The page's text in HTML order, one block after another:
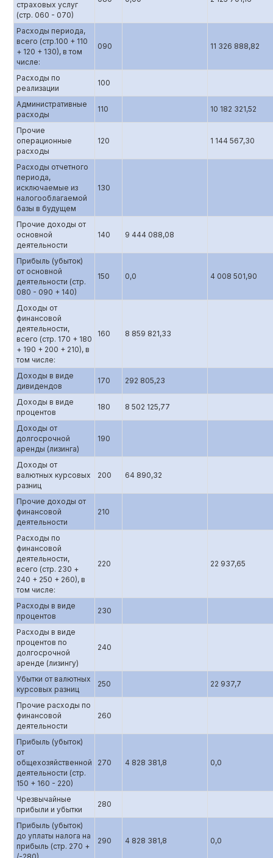
страховых услуг
(стр. 060 - 070)
Расходы периода,
всего (стр.100 + 110
+ 120 + 130), в том
числе:
090 11 326 888,82
Расходы по
реализации
100
Административные
расходы
110 10 182 321,52
Прочие
операционные
расходы
120 1 144 567,30
Расходы отчетного
периода,
исключаемые из
налогооблагаемой
базы в будущем
130
Прочие доходы от
основной
деятельности
140 9 444 088,08
Прибыль (убыток)
от основной
деятельности (стр.
080 - 090 + 140)
150 0,0 4 008 501,90
Доходы от
финансовой
деятельности,
всего (стр. 170 + 180
+ 190 + 200 + 210), в
том числе:
160 8 859 821,33
Доходы в виде
дивидендов
170 292 805,23
Доходы в виде
процентов
180 8 502 125,77
Доходы от
долгосрочной
аренды (лизинга)
190
Доходы от
валютных курсовых
разниц
200 64 890,32
Прочие доходы от
финансовой
деятельности
210
Расходы по
финансовой
деятельности,
всего (стр. 230 +
240 + 250 + 260), в
том числе:
220 22 937,65
Расходы в виде
процентов
230
Расходы в виде
процентов по
долгосрочной
аренде (лизингу)
240
Убытки от валютных
курсовых разниц
250 22 937,7
Прочие расходы по
финансовой
деятельности
260
Прибыль (убыток)
от
общехозяйственной
деятельности (стр.
150 + 160 - 220)
270 4 828 381,8 0,0
Чрезвычайные
прибыли и убытки
280
Прибыль (убыток)
до уплаты налога на
прибыль (стр. 270 +
290 4 828 381,8 0,0